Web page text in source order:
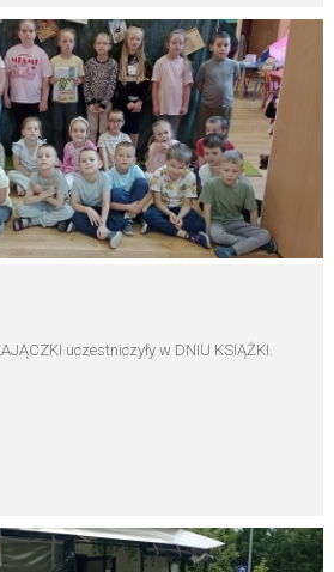
uczestniczyły w DNIU KSIĄŻKI.